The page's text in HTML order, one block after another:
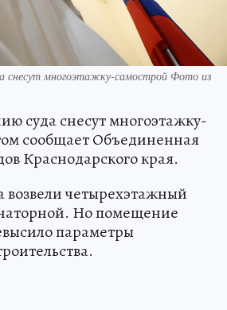
снесут многоэтажку-самострой Фото из
суда снесут многоэтажку-
сообщает Объединенная
Краснодарского края.
возвели четырехэтажный
Но помещение
параметры